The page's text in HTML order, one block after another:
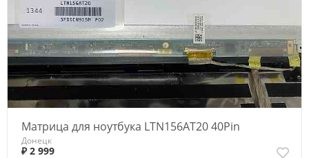
Матрица для ноутбука LTN156AT20 40Pin
Донецк
₽ 2 999